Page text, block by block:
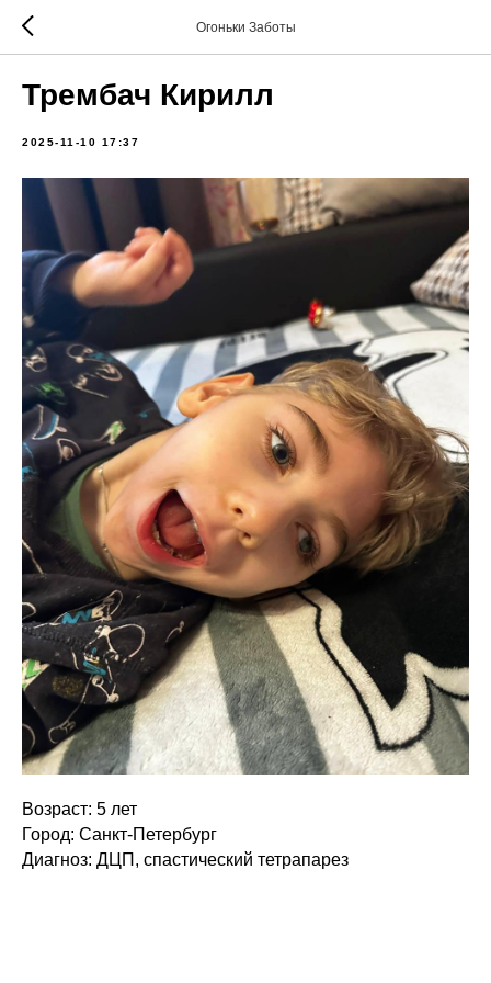
Огоньки Заботы
Трембач Кирилл
2025-11-10 17:37
Возраст: 5 лет
Город: Санкт-Петербург
Диагноз: ДЦП, спастический тетрапарез